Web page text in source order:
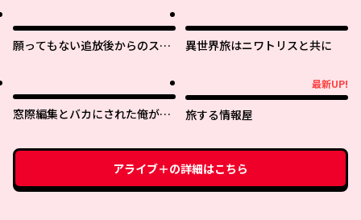
願ってもない追放後からのスロ
り行きで美少女ギャルの師匠に
なったらなぜかめちゃくちゃ懐
かれた〜
異世界旅はニワトリスと共に
窓際編集とバカにされた俺が、
た
最新UP!
旅する情報屋
アライブ＋の詳細はこちら